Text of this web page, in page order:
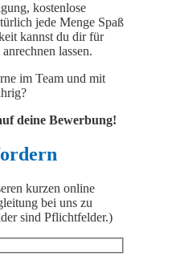
kostenlose
jede Menge Spaß
kannst du dir für
lassen.
im Team und mit
deine Bewerbung!
kurzen online
bei uns zu
sind Pflichtfelder.)